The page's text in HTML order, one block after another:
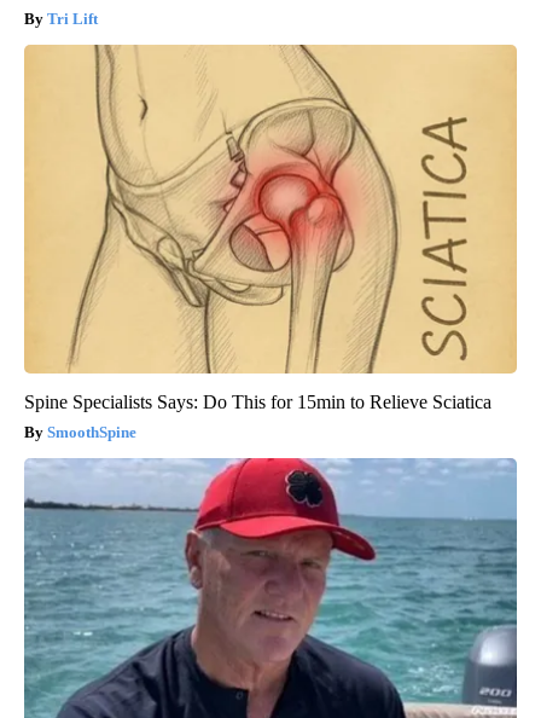
Tri Lift
Spine Specialists Says: Do This for 15min to Relieve Sciatica
SmoothSpine